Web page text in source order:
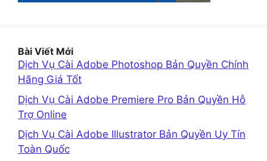
Bài Viết Mới
Dịch Vụ Cài Adobe Photoshop Bản Quyền Chính
Hãng Giá Tốt
Dịch Vụ Cài Adobe Premiere Pro Bản Quyền Hỗ
Trợ Online
Dịch Vụ Cài Adobe Illustrator Bản Quyền Uy Tín
Toàn Quốc